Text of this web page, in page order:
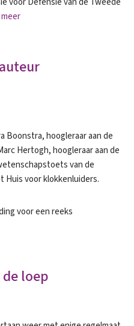
Boonstra, hoogleraar aan de
Hertogh, hoogleraar aan de
van de
Huis voor klokkenluiders.
voor een reeks
loep